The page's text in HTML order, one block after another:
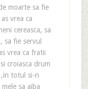
moarte sa fie
vrea ca
cereasca, sa
sa fie servul
vrea ca fratii
croiasca drum
totul si-n
sa aiba